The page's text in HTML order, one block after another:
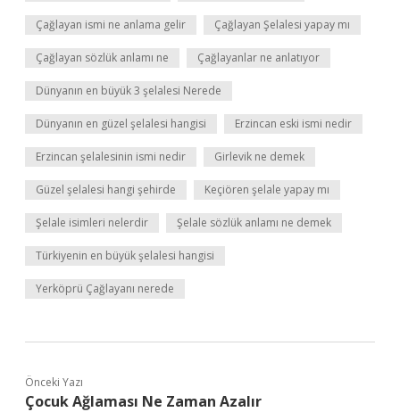
Çağlayan ismi ne anlama gelir Çağlayan Şelalesi yapay mı
Çağlayan sözlük anlamı ne Çağlayanlar ne anlatıyor
Dünyanın en büyük 3 şelalesi Nerede
Dünyanın en güzel şelalesi hangisi Erzincan eski ismi nedir
Erzincan şelalesinin ismi nedir Girlevik ne demek
Güzel şelalesi hangi şehirde Keçiören şelale yapay mı
Şelale isimleri nelerdir Şelale sözlük anlamı ne demek
Türkiyenin en büyük şelalesi hangisi
Yerköprü Çağlayanı nerede
Önceki Yazı
Çocuk Ağlaması Ne Zaman Azalır